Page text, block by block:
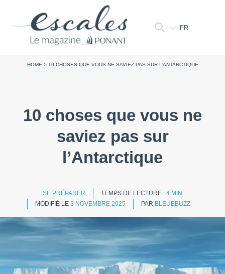
FR
HOME > 10 CHOSES QUE VOUS NE SAVIEZ PAS SUR L’ANTARCTIQUE
10 choses que vous ne
saviez pas sur
l’Antarctique
SE PRÉPARER TEMPS DE LECTURE : 4 MIN
MODIFIÉ LE 3 NOVEMBRE 2025 PAR BLEUEBUZZ